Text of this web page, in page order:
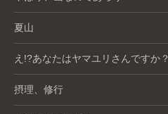
夏山
え!?あなたはヤマユリさんですか？
摂理、修行